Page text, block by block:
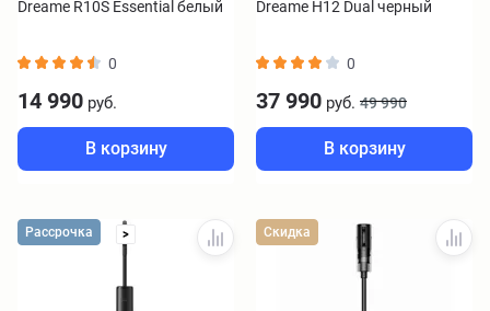
Dreame R10S Essential белый
0
14 990 руб.
В корзину
Dreame H12 Dual черный
0
37 990 руб. 49 990
В корзину
Рассрочка > Скидка